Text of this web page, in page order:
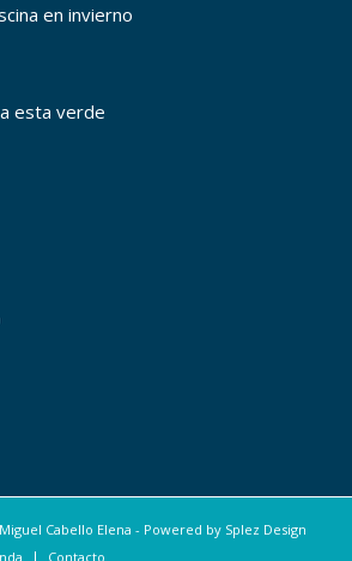
en invierno
esta verde
Cabello Elena - Powered by Splez Design
Contacto